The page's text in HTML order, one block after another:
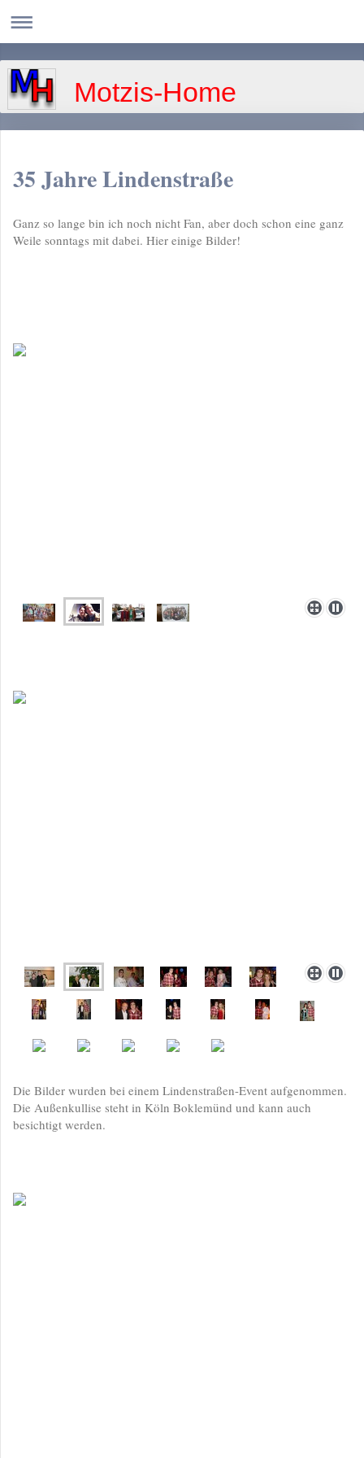
Motzis-Home
35 Jahre Lindenstraße
Ganz so lange bin ich noch nicht Fan, aber doch schon eine ganz
Weile sonntags mit dabei. Hier einige Bilder!
Die Bilder wurden bei einem Lindenstraßen-Event aufgenommen.
Die Außenkullise steht in Köln Boklemünd und kann auch
besichtigt werden.